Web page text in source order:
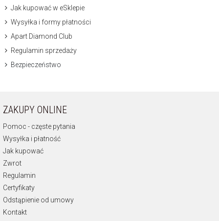
Jak kupować w eSklepie
Wysyłka i formy płatności
Apart Diamond Club
Regulamin sprzedaży
Bezpieczeństwo
ZAKUPY ONLINE
Pomoc - częste pytania
Wysyłka i płatność
Jak kupować
Zwrot
Regulamin
Certyfikaty
Odstąpienie od umowy
Kontakt